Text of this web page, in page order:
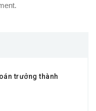
trưởng thành